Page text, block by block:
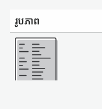
រូបភាព
ច្រើន